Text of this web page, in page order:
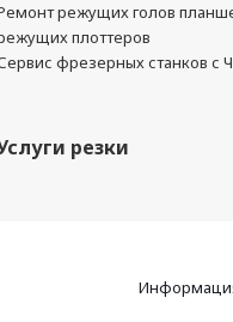
режущих голов
плоттеров
фрезерных станков с
резки